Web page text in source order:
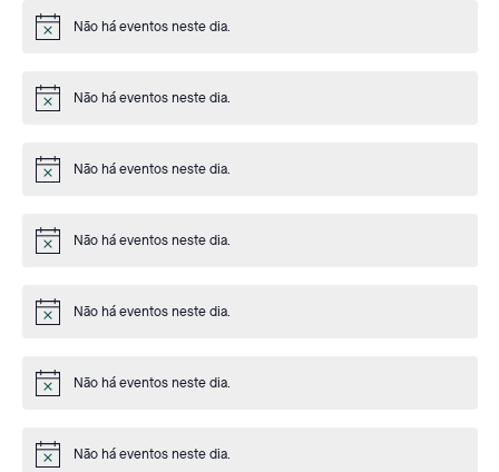
Aviso Não há eventos neste dia.
Aviso Não há eventos neste dia.
Aviso Não há eventos neste dia.
Aviso Não há eventos neste dia.
Aviso Não há eventos neste dia.
Aviso Não há eventos neste dia.
Aviso Não há eventos neste dia.